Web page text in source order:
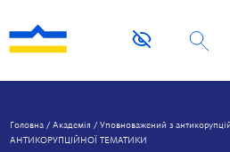
Головна / Академія / Уповноважений з
АНТИКОРУПЦІЙНОЇ ТЕМАТИКИ